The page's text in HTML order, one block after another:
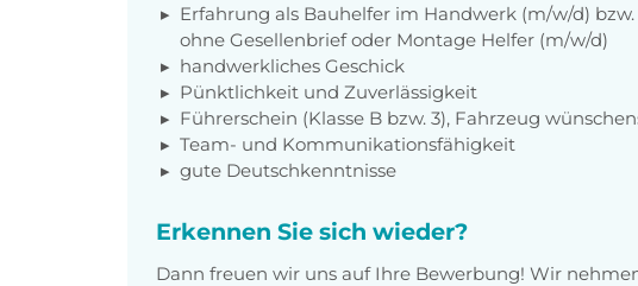
Erfahrung als Bauhelfer im Handwerk (m/w/d)
ohne Gesellenbrief oder Montage Helfer (m/w/d)
handwerkliches Geschick
Pünktlichkeit und Zuverlässigkeit
Führerschein (Klasse B bzw. 3), Fahrzeug
Team- und Kommunikationsfähigkeit
gute Deutschkenntnisse
Erkennen Sie sich wieder?
Dann freuen wir uns auf Ihre Bewerbung! Wir